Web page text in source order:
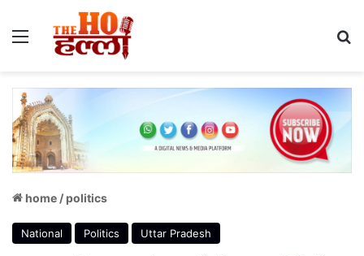
Menu
home /politics
National Politics Uttar Pradesh